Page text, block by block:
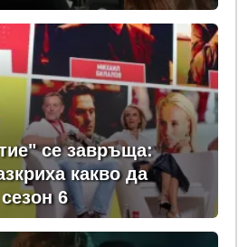
се завръща:
какво да
6